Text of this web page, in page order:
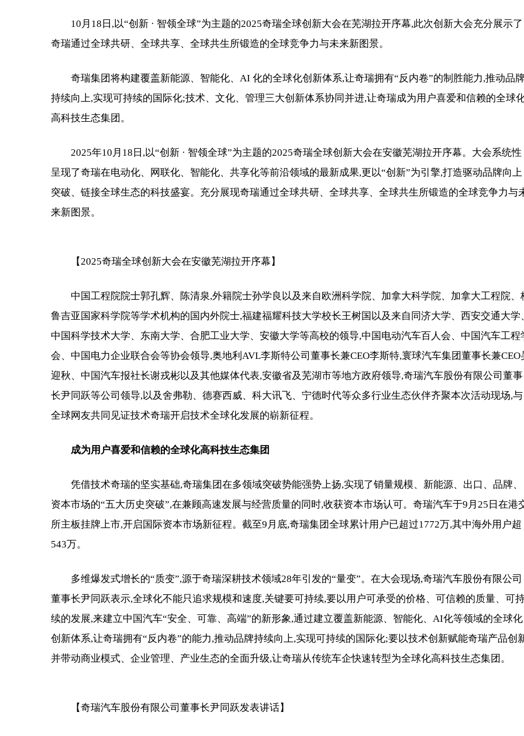
10月18日,以“创新 · 智领全球”为主题的2025奇瑞全球创新大会在芜湖拉开序幕,此次创新大会充分展示了
奇瑞通过全球共研、全球共享、全球共生所锻造的全球竞争力与未来新图景。
奇瑞集团将构建覆盖新能源、智能化、AI 化的全球化创新体系,让奇瑞拥有“反内卷”的制胜能力,推动品
持续向上,实现可持续的国际化;技术、文化、管理三大创新体系协同并进,让奇瑞成为用户喜爱和信赖的全球
高科技生态集团。
2025年10月18日,以“创新 · 智领全球”为主题的2025奇瑞全球创新大会在安徽芜湖拉开序幕。大会系统性
呈现了奇瑞在电动化、网联化、智能化、共享化等前沿领域的最新成果,更以“创新”为引擎,打造驱动品牌向上
突破、链接全球生态的科技盛宴。充分展现奇瑞通过全球共研、全球共享、全球共生所锻造的全球竞争力与
来新图景。
【2025奇瑞全球创新大会在安徽芜湖拉开序幕】
中国工程院院士郭孔辉、陈清泉,外籍院士孙学良以及来自欧洲科学院、加拿大科学院、加拿大工程院、
鲁吉亚国家科学院等学术机构的国内外院士,福建福耀科技大学校长王树国以及来自同济大学、西安交通大学
中国科学技术大学、东南大学、合肥工业大学、安徽大学等高校的领导,中国电动汽车百人会、中国汽车工程
会、中国电力企业联合会等协会领导,奥地利AVL李斯特公司董事长兼CEO李斯特,寰球汽车集团董事长兼CEO
迎秋、中国汽车报社长谢戎彬以及其他媒体代表,安徽省及芜湖市等地方政府领导,奇瑞汽车股份有限公司董事
长尹同跃等公司领导,以及舍弗勒、德赛西威、科大讯飞、宁德时代等众多行业生态伙伴齐聚本次活动现场,与
全球网友共同见证技术奇瑞开启技术全球化发展的崭新征程。
成为用户喜爱和信赖的全球化高科技生态集团
凭借技术奇瑞的坚实基础,奇瑞集团在多领域突破势能强势上扬,实现了销量规模、新能源、出口、品牌、
资本市场的“五大历史突破”,在兼顾高速发展与经营质量的同时,收获资本市场认可。奇瑞汽车于9月25日在港
所主板挂牌上市,开启国际资本市场新征程。截至9月底,奇瑞集团全球累计用户已超过1772万,其中海外用户超
543万。
多维爆发式增长的“质变”,源于奇瑞深耕技术领域28年引发的“量变”。在大会现场,奇瑞汽车股份有限公司
董事长尹同跃表示,全球化不能只追求规模和速度,关键要可持续,要以用户可承受的价格、可信赖的质量、可
续的发展,来建立中国汽车“安全、可靠、高端”的新形象,通过建立覆盖新能源、智能化、AI化等领域的全球化
创新体系,让奇瑞拥有“反内卷”的能力,推动品牌持续向上,实现可持续的国际化;要以技术创新赋能奇瑞产品创
并带动商业模式、企业管理、产业生态的全面升级,让奇瑞从传统车企快速转型为全球化高科技生态集团。
【奇瑞汽车股份有限公司董事长尹同跃发表讲话】